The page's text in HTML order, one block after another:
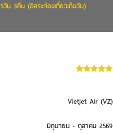
วัน 3คืน (อิสระท่องเที่ยวเต็มวัน)
Vietjet Air (VZ)
มิถุนายน - ตุลาคม 2569